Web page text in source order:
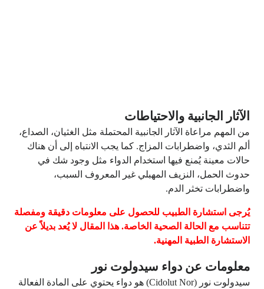
الآثار الجانبية والاحتياطات
من المهم مراعاة الآثار الجانبية المحتملة مثل الغثيان، الصداع،
ألم الثدي، واضطرابات المزاج. كما يجب الانتباه إلى أن هناك
حالات معينة يُمنع فيها استخدام الدواء مثل وجود شك في
حدوث الحمل، النزيف المهبلي غير المعروف السبب،
واضطرابات تخثر الدم.
يُرجى استشارة الطبيب للحصول على معلومات دقيقة ومفصلة
تتناسب مع الحالة الصحية الخاصة. هذا المقال لا يُعد بديلاً عن
الاستشارة الطبية المهنية.
معلومات عن دواء سيدولوت نور
سيدولوت نور (Cidolut Nor) هو دواء يحتوي على المادة الفعالة